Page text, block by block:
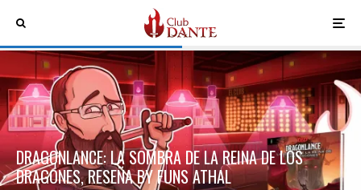
DRAGONLANCE: LA SOMBRA DE LA REINA DE LOS
DRAGONES, RESEÑA BY FUNS ATHAL